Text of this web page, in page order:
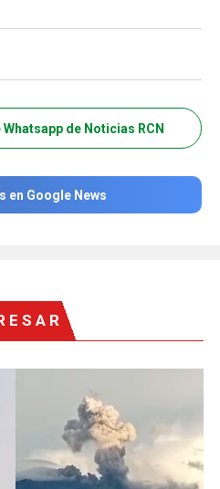
de Noticias RCN
en Google News